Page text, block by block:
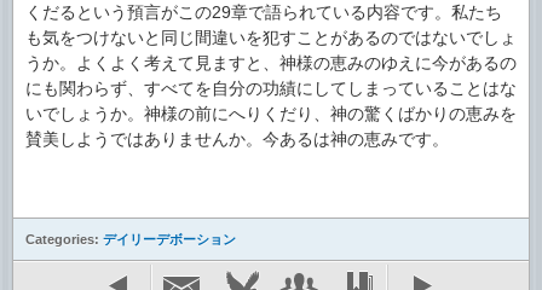
くだるという預言がこの29章で語られている内容です。私たち
も気をつけないと同じ間違いを犯すことがあるのではないでしょ
うか。よくよく考えて見ますと、神様の恵みのゆえに今があるの
にも関わらず、すべてを自分の功績にしてしまっていることはな
いでしょうか。神様の前にへりくだり、神の驚くばかりの恵みを
賛美しようではありませんか。今あるは神の恵みです。
Categories: デイリーデボーション